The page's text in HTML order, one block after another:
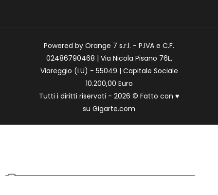
Powered by Orange 7 s.r.l. - P.IVA e C.F.
02486790468 | Via Nicola Pisano 76L,
Viareggio (LU) - 55049 | Capitale Sociale
10.200,00 Euro
Tutti i diritti riservati - 2026 © Fatto con ♥
su Gigarte.com